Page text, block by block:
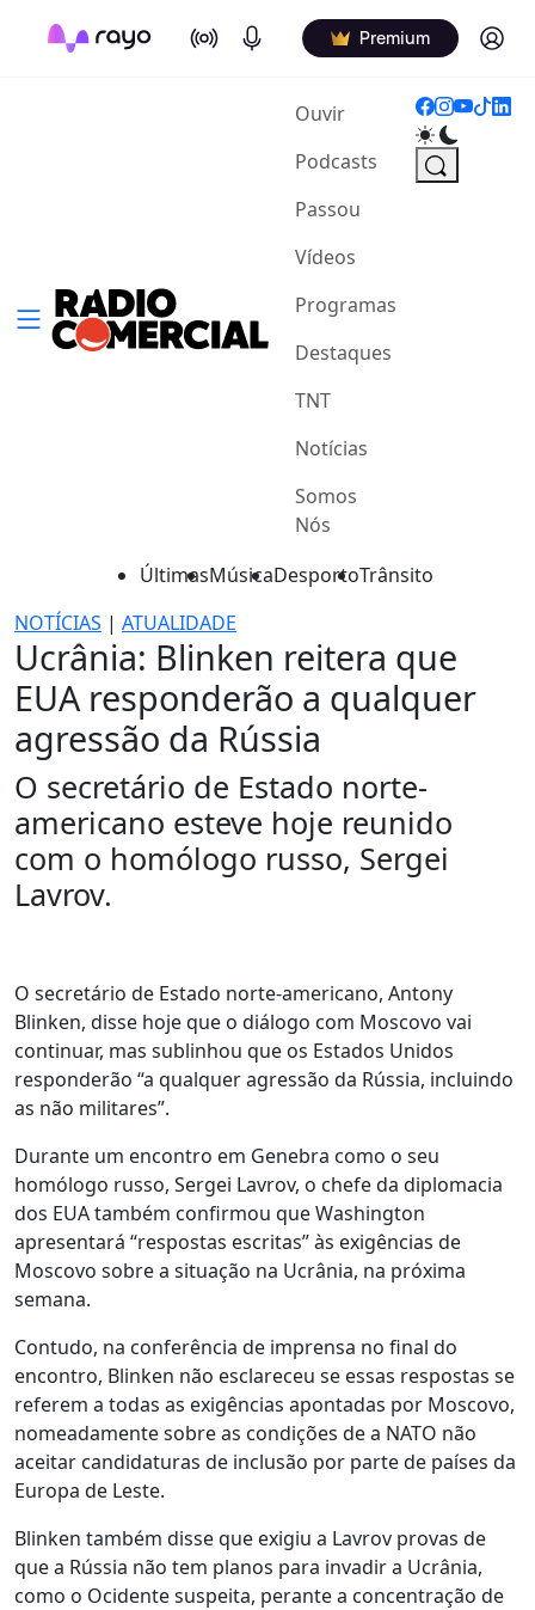
On Air Podcasts Premium Log in
Ouvir(current)
Podcasts
Passou
Vídeos
Programas
Destaques
TNT
Notícias
Somos
Nós
ÚltimasMúsicaDesportoTrânsito
NOTÍCIAS | ATUALIDADE
Ucrânia: Blinken reitera que
EUA responderão a qualquer
agressão da Rússia
O secretário de Estado norte-
americano esteve hoje reunido
com o homólogo russo, Sergei
Lavrov.
O secretário de Estado norte-americano, Antony
Blinken, disse hoje que o diálogo com Moscovo vai
continuar, mas sublinhou que os Estados Unidos
responderão “a qualquer agressão da Rússia, incluindo
as não militares”.
Durante um encontro em Genebra como o seu
homólogo russo, Sergei Lavrov, o chefe da diplomacia
dos EUA também confirmou que Washington
apresentará “respostas escritas” às exigências de
Moscovo sobre a situação na Ucrânia, na próxima
semana.
Contudo, na conferência de imprensa no final do
encontro, Blinken não esclareceu se essas respostas se
referem a todas as exigências apontadas por Moscovo,
nomeadamente sobre as condições de a NATO não
aceitar candidaturas de inclusão por parte de países da
Europa de Leste.
Blinken também disse que exigiu a Lavrov provas de
que a Rússia não tem planos para invadir a Ucrânia,
como o Ocidente suspeita, perante a concentração de